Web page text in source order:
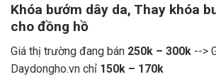
Khóa bướm dây da, Thay khóa
cho đồng hồ
Giá thị trường đang bán 250k – 300k -->
Daydongho.vn chỉ 150k – 170k